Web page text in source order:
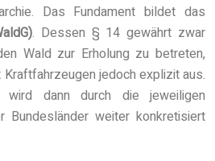
Das Fundament bildet das
. Dessen § 14 gewährt zwar
Wald zur Erholung zu betreten,
jedoch explizit aus.
wird dann durch die jeweiligen
Bundesländer weiter konkretisiert